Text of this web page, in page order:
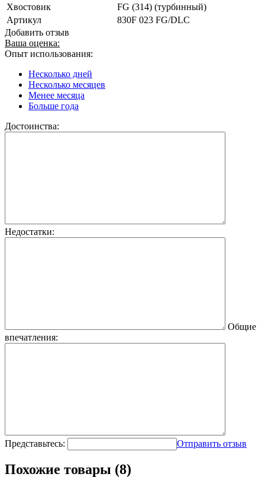
Хвостовик
FG (314) (турбинный)
Артикул
830F 023 FG/DLC
Добавить отзыв
Ваша оценка:
Опыт использования:
Несколько дней
Несколько месяцев
Менее месяца
Больше года
Достоинства:
Недостатки:
Общие
впечатления:
Представьтесь: Отправить отзыв
Похожие товары (8)